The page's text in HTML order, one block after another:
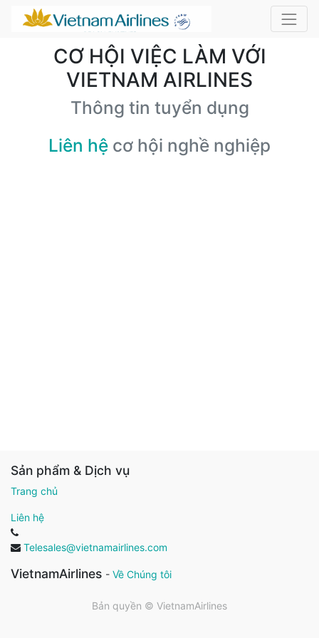
CƠ HỘI VIỆC LÀM VỚI
VIETNAM AIRLINES
Thông tin tuyển dụng
Liên hệ cơ hội nghề nghiệp
Sản phẩm & Dịch vụ
Trang chủ
Liên hệ
Telesales@vietnamairlines.com
VietnamAirlines - Về Chúng tôi
Bản quyền © VietnamAirlines